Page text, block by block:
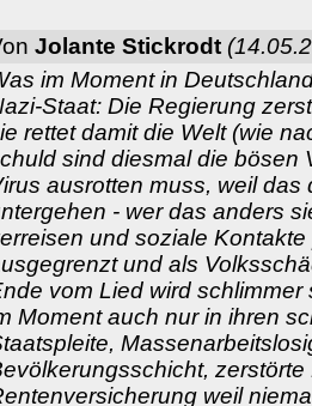
Jolante Stickrodt
im Moment in
Staat: Die Regierung
rettet damit die Welt (wie
sind diesmal die bösen
ausrotten muss, weil
- wer das anders
und soziale
und als
vom Lied wird
Moment auch nur in ihren
weil